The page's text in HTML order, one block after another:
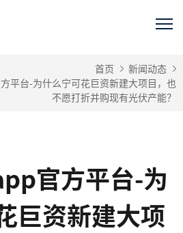
首页
新闻动态
平台-为什么宁可花巨资新建大项目，也
不愿打折并购现有光伏产能？
官方平台-为
巨资新建大项